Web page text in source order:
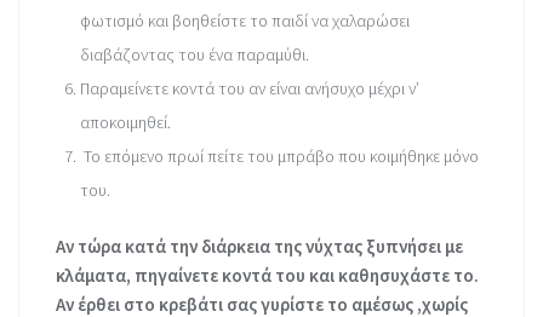
φωτισμό και βοηθείστε το παιδί να χαλαρώσει
διαβάζοντας του ένα παραμύθι.
Παραμείνετε κοντά του αν είναι ανήσυχο μέχρι ν’
αποκοιμηθεί.
Το επόμενο πρωί πείτε του μπράβο που κοιμήθηκε μόνο
του.
Αν τώρα κατά την διάρκεια της νύχτας ξυπνήσει με
κλάματα, πηγαίνετε κοντά του και καθησυχάστε το.
Αν έρθει στο κρεβάτι σας γυρίστε το αμέσως ,χωρίς